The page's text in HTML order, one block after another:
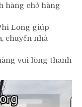
hàng chở hàng
Long giúp
chuyển nhà
vui lòng thanh